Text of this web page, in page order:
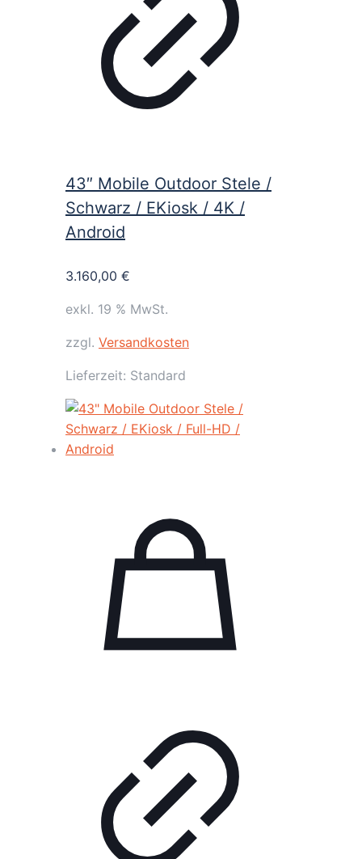
43″ Mobile Outdoor Stele /
Schwarz / EKiosk / 4K /
Android
3.160,00 €
exkl. 19 % MwSt.
zzgl. Versandkosten
Lieferzeit: Standard